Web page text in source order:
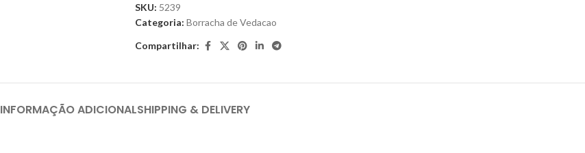
SKU: 5239
Categoria: Borracha de Vedacao
Compartilhar:
INFORMAÇÃO ADICIONALSHIPPING & DELIVERY